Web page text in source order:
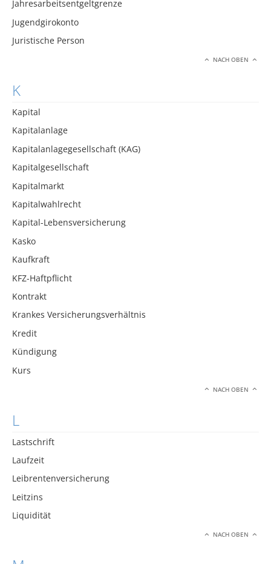
Jahresarbeitsentgeltgrenze
Jugendgirokonto
Juristische Person
NACH OBEN
K
Kapital
Kapitalanlage
Kapitalanlagegesellschaft (KAG)
Kapitalgesellschaft
Kapitalmarkt
Kapitalwahlrecht
Kapital-Lebensversicherung
Kasko
Kaufkraft
KFZ-Haftpflicht
Kontrakt
Krankes Versicherungsverhältnis
Kredit
Kündigung
Kurs
NACH OBEN
L
Lastschrift
Laufzeit
Leibrentenversicherung
Leitzins
Liquidität
NACH OBEN